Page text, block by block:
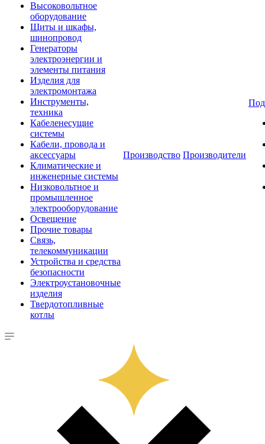
Высоковольтное
оборудование
Щиты и шкафы,
шинопровод
Генераторы
электроэнергии и
элементы питания
Изделия для
электромонтажа
Инструменты,
техника
Кабеленесущие
системы
Кабели, провода и
аксессуары
Климатические и
инженерные системы
Низковольтное и
промышленное
электрооборудование
Освещение
Прочие товары
Связь,
телекоммуникации
Устройства и средства
безопасности
Электроустановочные
изделия
Твердотопливные
котлы
Производство Производители